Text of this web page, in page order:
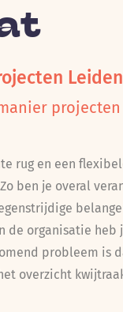
Leiden
rug en een
ben je overal
de organisatie
probleem is
overzicht